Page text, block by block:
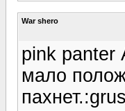
War shero
pink panter
мало